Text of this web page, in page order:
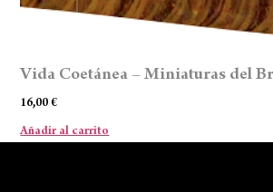
Vida Coetánea – Miniaturas del
16,00€
Añadir al carrito